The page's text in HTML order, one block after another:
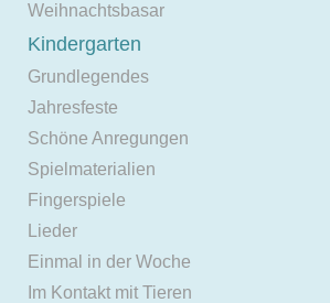
Weihnachtsbasar
Kindergarten
Grundlegendes
Jahresfeste
Schöne Anregungen
Spielmaterialien
Fingerspiele
Lieder
Einmal in der Woche
Im Kontakt mit Tieren